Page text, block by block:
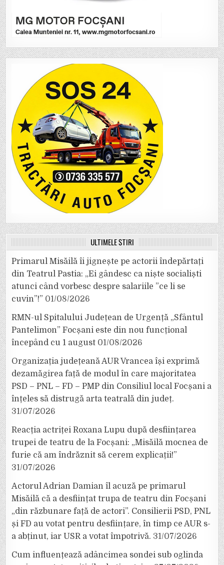
ULTIMELE ȘTIRI
Primarul Misăilă îi jignește pe actorii îndepărtați
din Teatrul Pastia: „Ei gândesc ca niște socialiști
atunci când vorbesc despre salariile ”ce li se
cuvin”!” 01/08/2026
RMN-ul Spitalului Județean de Urgență „Sfântul
Pantelimon” Focșani este din nou funcțional
începând cu 1 august 01/08/2026
Organizația județeană AUR Vrancea își exprimă
dezamăgirea față de modul în care majoritatea
PSD – PNL – FD – PMP din Consiliul local Focșani a
înțeles să distrugă arta teatrală din județ.
31/07/2026
Reacția actriței Roxana Lupu după desființarea
trupei de teatru de la Focșani: „Misăilă mocnea de
furie că am îndrăznit să cerem explicații!”
31/07/2026
Actorul Adrian Damian îl acuză pe primarul
Misăilă că a desființat trupa de teatru din Focșani
„din răzbunare față de actori”. Consilierii PSD, PNL
și FD au votat pentru desființare, în timp ce AUR s-
a abținut, iar USR a votat împotrivă. 31/07/2026
Cum influențează adâncimea sondei sub oglinda